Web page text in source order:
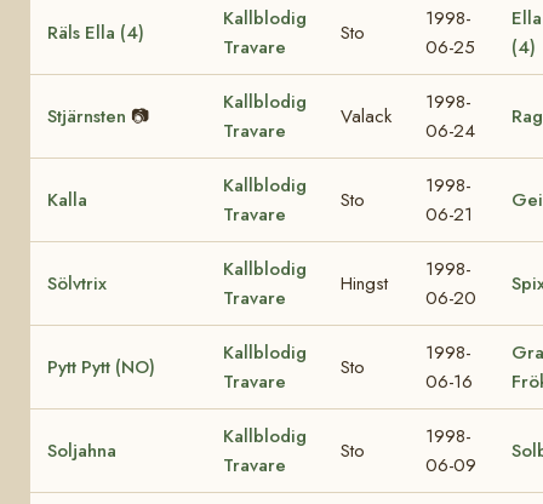
Räls Ella (4)
Kallblodig
Travare
Sto
1998-
06-25
(4)
Stjärnsten 📷
Kallblodig
Travare
Valack
1998-
06-24
Kalla
Kallblodig
Travare
Sto
1998-
06-21
Sölvtrix
Kallblodig
Travare
Hingst
1998-
06-20
Pytt Pytt (NO)
Kallblodig
Travare
Sto
1998-
06-16
Soljahna
Kallblodig
Travare
Sto
1998-
06-09